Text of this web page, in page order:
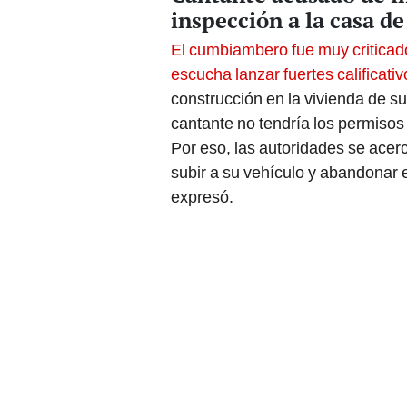
inspección a la casa
El cumbiambero fue muy
escucha lanzar fuertes
construcción en la vivienda de
cantante no tendría los
Por eso, las autoridades se
subir a su vehículo y abandonar
expresó.